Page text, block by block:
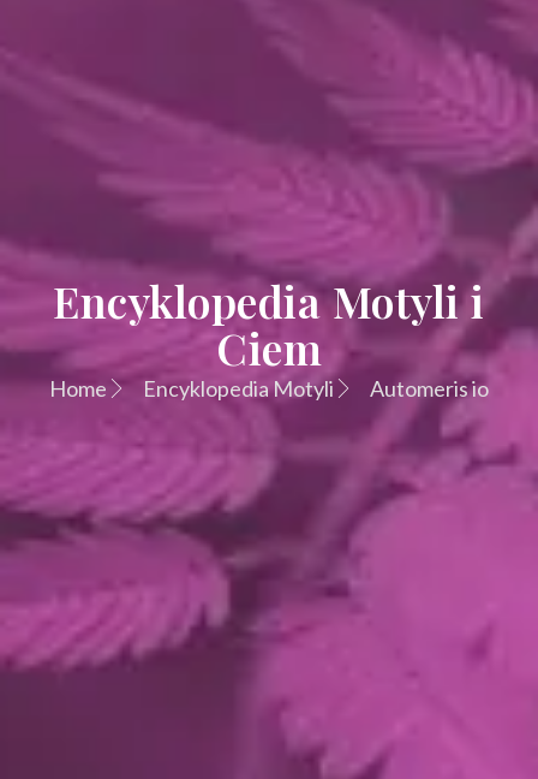
Encyklopedia Motyli i
Ciem
Home Encyklopedia Motyli Automeris io